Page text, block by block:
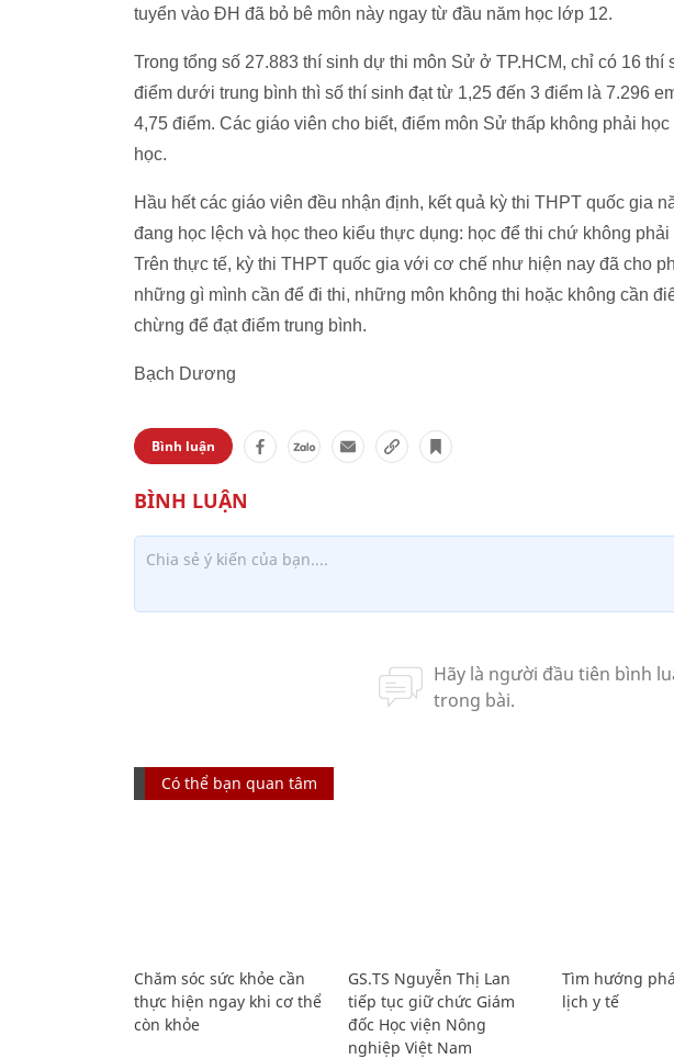
tuyển vào ĐH đã bỏ bê môn này ngay từ đầu năm học lớp 12.
Trong tổng số 27.883 thí sinh dự thi môn Sử ở TP.HCM, chỉ có 16
điểm dưới trung bình thì số thí sinh đạt từ 1,25 đến 3 điểm là 7.296
4,75 điểm. Các giáo viên cho biết, điểm môn Sử thấp không phải
học.
Hầu hết các giáo viên đều nhận định, kết quả kỳ thi THPT quốc gia
đang học lệch và học theo kiểu thực dụng: học để thi chứ không
Trên thực tế, kỳ thi THPT quốc gia với cơ chế như hiện nay đã cho
những gì mình cần để đi thi, những môn không thi hoặc không cần
chừng để đạt điểm trung bình.
Bạch Dương
Bình luận
Có thể bạn quan tâm
Chăm sóc sức khỏe cần
thực hiện ngay khi cơ thể
còn khỏe
GS.TS Nguyễn Thị Lan
tiếp tục giữ chức Giám
đốc Học viện Nông
nghiệp Việt Nam
Tìm hướng
lịch y tế